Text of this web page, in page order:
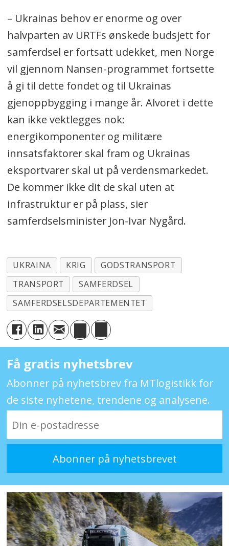
– Ukrainas behov er enorme og over
halvparten av URTFs ønskede budsjett for
samferdsel er fortsatt udekket, men Norge
vil gjennom Nansen-programmet fortsette
å gi til dette fondet og til Ukrainas
gjenoppbygging i mange år. Alvoret i dette
kan ikke vektlegges nok:
energikomponenter og militære
innsatsfaktorer skal fram og Ukrainas
eksportvarer skal ut på verdensmarkedet.
De kommer ikke dit de skal uten at
infrastruktur er på plass, sier
samferdselsminister Jon-Ivar Nygård.
UKRAINA KRIG
GODSTRANSPORT
TRANSPORT
SAMFERDSEL
SAMFERDSELSDEPARTEMENTET
Få gratis nyhetsbrev
Abonner på nyhetsbrev fra MTlogistikk for
de siste nyhetene, trendene og analysene.